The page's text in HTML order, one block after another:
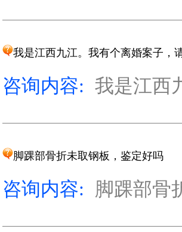
我是江西九江。我有个离婚案子，
咨询内容: 我是江西
脚踝部骨折未取钢板，鉴定好吗
咨询内容: 脚踝部骨